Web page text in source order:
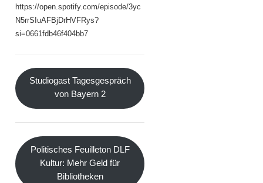
https://open.spotify.com/episode/3yc
N5rrSIuAFBjDrHVFRys?
si=0661fdb46f404bb7
Studiogast Tagesgespräch
von Bayern 2
Politisches Feuilleton DLF
Kultur: Mehr Geld für
Bibliotheken